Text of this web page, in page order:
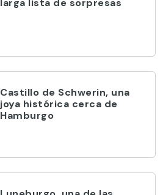
Castillo de Schwerin, una
joya histórica cerca de
Hamburgo